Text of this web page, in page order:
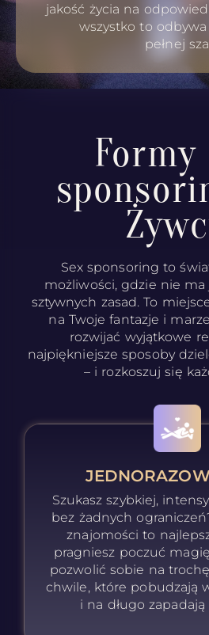
jakość życia na
wszystko to
pełnej
Formy
Sex sponsoring to
możliwości, gdzie nie
sztywnych zasad. To
na Twoje fantazje i
rozwijać wyjątkowe
najpiękniejsze sposoby
– i rozkoszuj się
Szukasz szybkiej,
bez żadnych
znajomości to
pragniesz poczuć
pozwolić sobie na
chwile, które pobudzają
i na długo